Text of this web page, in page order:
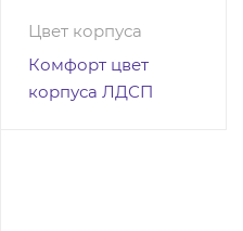
изготовить
обеих сторон
Цвет корпуса
Комфорт цвет
корпуса ЛДСП